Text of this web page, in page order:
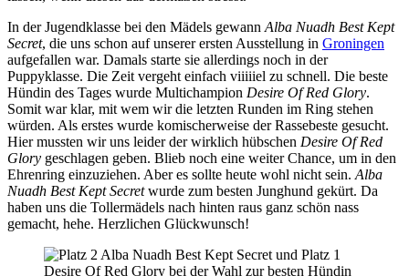
In der Jugendklasse bei den Mädels gewann Alba Nuadh Best Kept
Secret, die uns schon auf unserer ersten Ausstellung in Groningen
aufgefallen war. Damals starte sie allerdings noch in der
Puppyklasse. Die Zeit vergeht einfach viiiiiel zu schnell. Die beste
Hündin des Tages wurde Multichampion Desire Of Red Glory.
Somit war klar, mit wem wir die letzten Runden im Ring stehen
würden. Als erstes wurde komischerweise der Rassebeste gesucht.
Hier mussten wir uns leider der wirklich hübschen Desire Of Red
Glory geschlagen geben. Blieb noch eine weiter Chance, um in den
Ehrenring einzuziehen. Aber es sollte heute wohl nicht sein. Alba
Nuadh Best Kept Secretwurde zum besten Junghund gekürt. Da
haben uns die Tollermädels nach hinten raus ganz schön nass
gemacht, hehe. Herzlichen Glückwunsch!